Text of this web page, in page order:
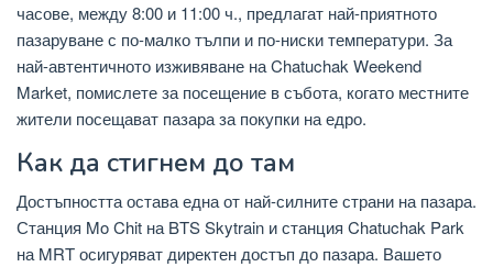
часове, между 8:00 и 11:00 ч., предлагат най-приятното
пазаруване с по-малко тълпи и по-ниски температури. За
най-автентичното изживяване на Chatuchak Weekend
Market, помислете за посещение в събота, когато местните
жители посещават пазара за покупки на едро.
Как да стигнем до там
Достъпността остава една от най-силните страни на пазара.
Станция Mo Chit на BTS Skytrain и станция Chatuchak Park
на MRT осигуряват директен достъп до пазара. Вашето